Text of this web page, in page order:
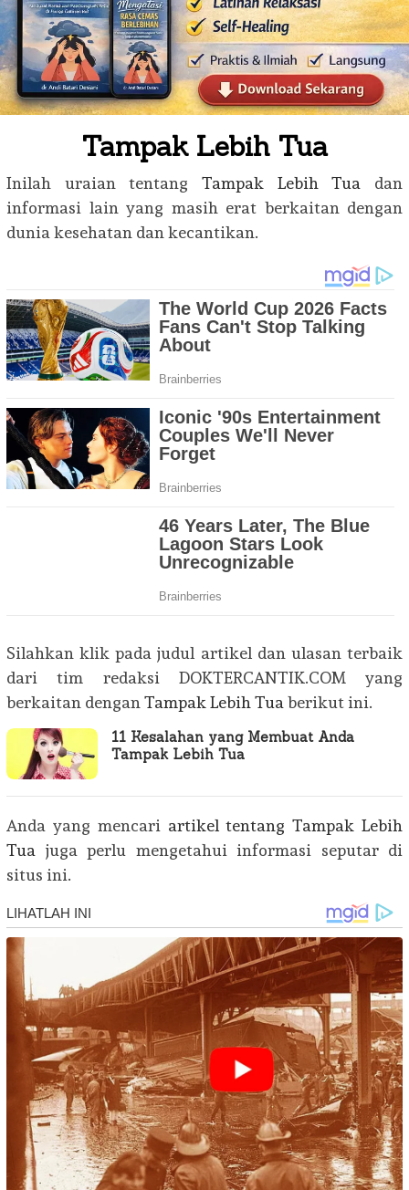
Tampak Lebih Tua
Inilah uraian tentang Tampak Lebih Tua dan
informasi lain yang masih erat berkaitan dengan
dunia kesehatan dan kecantikan.
Silahkan klik pada judul artikel dan ulasan terbaik
dari tim redaksi DOKTERCANTIK.COM yang
berkaitan dengan Tampak Lebih Tua berikut ini.
11 Kesalahan yang Membuat Anda
Tampak Lebih Tua
Anda yang mencari artikel tentang Tampak Lebih
Tua juga perlu mengetahui informasi seputar di
situs ini.